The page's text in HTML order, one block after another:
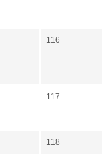
116
117
118